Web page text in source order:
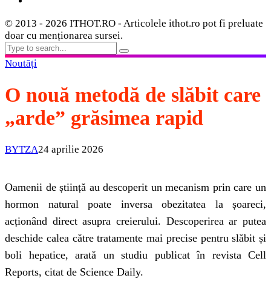
© 2013 - 2026 ITHOT.RO - Articolele ithot.ro pot fi preluate
doar cu menționarea sursei.
Noutăți
O nouă metodă de slăbit care
„arde” grăsimea rapid
BYTZA24 aprilie 2026
Oamenii de știință au descoperit un mecanism prin care un
hormon natural poate inversa obezitatea la șoareci,
acționând direct asupra creierului. Descoperirea ar putea
deschide calea către tratamente mai precise pentru slăbit și
boli hepatice, arată un studiu publicat în revista Cell
Reports, citat de Science Daily.